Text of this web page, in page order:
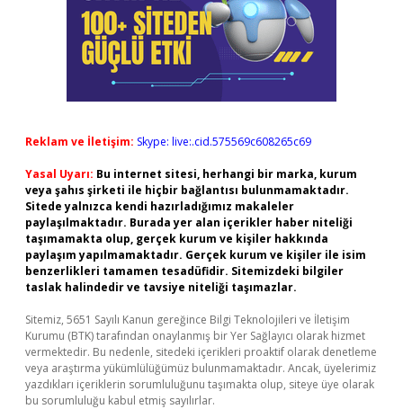
Reklam ve İletişim: Skype: live:.cid.575569c608265c69
Yasal Uyarı: Bu internet sitesi, herhangi bir marka, kurum
veya şahıs şirketi ile hiçbir bağlantısı bulunmamaktadır.
Sitede yalnızca kendi hazırladığımız makaleler
paylaşılmaktadır. Burada yer alan içerikler haber niteliği
taşımamakta olup, gerçek kurum ve kişiler hakkında
paylaşım yapılmamaktadır. Gerçek kurum ve kişiler ile isim
benzerlikleri tamamen tesadüfidir. Sitemizdeki bilgiler
taslak halindedir ve tavsiye niteliği taşımazlar.
Sitemiz, 5651 Sayılı Kanun gereğince Bilgi Teknolojileri ve İletişim
Kurumu (BTK) tarafından onaylanmış bir Yer Sağlayıcı olarak hizmet
vermektedir. Bu nedenle, sitedeki içerikleri proaktif olarak denetleme
veya araştırma yükümlülüğümüz bulunmamaktadır. Ancak, üyelerimiz
yazdıkları içeriklerin sorumluluğunu taşımakta olup, siteye üye olarak
bu sorumluluğu kabul etmiş sayılırlar.